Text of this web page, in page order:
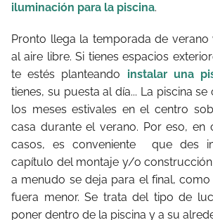
iluminación para la piscina.
Pronto llega la temporada de
al aire libre. Si tienes espacios
te estés planteando instalar una
tienes, su puesta al día... La piscina
los meses estivales en el centro
casa durante el verano. Por eso, en
casos, es conveniente que des
capítulo del montaje y/o
a menudo se deja para el final,
fuera menor. Se trata del tipo de
poner dentro de la piscina y a su